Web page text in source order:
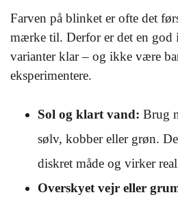
Farven på blinket er ofte det
mærke til. Derfor er det en god
varianter klar – og ikke være
eksperimentere.
Sol og klart vand: Brug
sølv, kobber eller grøn.
diskret måde og virker
Overskyet vejr eller